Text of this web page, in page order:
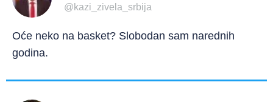
@kazi_zivela_srbija
Oće neko na basket? Slobodan sam narednih
godina.